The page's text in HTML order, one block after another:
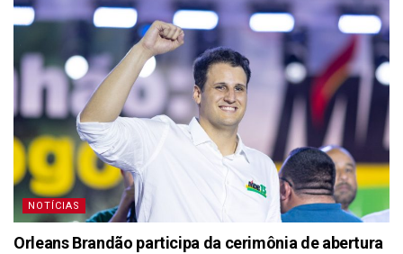
NOTÍCIAS
Orleans Brandão participa da cerimônia de abertura